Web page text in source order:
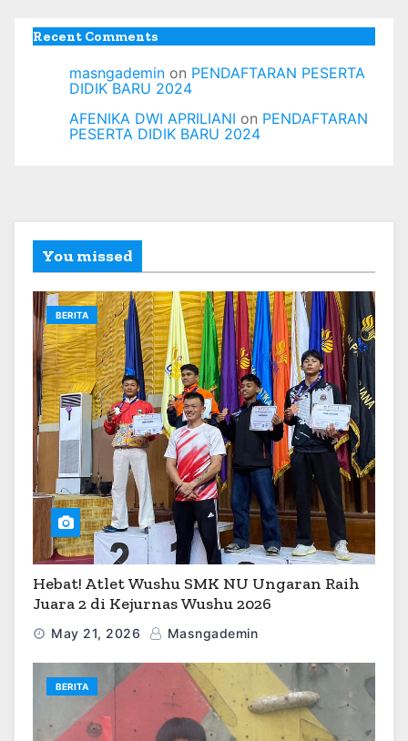
Recent Comments
masngademin on PENDAFTARAN PESERTA
DIDIK BARU 2024
AFENIKA DWI APRILIANI on PENDAFTARAN
PESERTA DIDIK BARU 2024
You missed
BERITA
Hebat! Atlet Wushu SMK NU Ungaran Raih
Juara 2 di Kejurnas Wushu 2026
May 21, 2026 Masngademin
BERITA